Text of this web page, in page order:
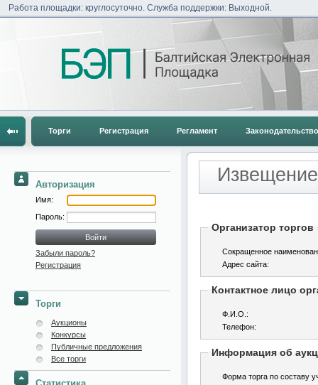
Работа площадки: круглосуточно. Служба поддержки: Выходной.
Торги Регистрация Регламент Законодательство
Авторизация
Имя:
Пароль:
Забыли пароль?
Регистрация
Торги
Аукционы
Конкурсы
Публичные предложения
Все торги
Организатор торгов
Сокращенное
Адрес сайта:
Контактное лицо
Ф.И.О.:
Телефон:
Информация об
Форма торга по составу